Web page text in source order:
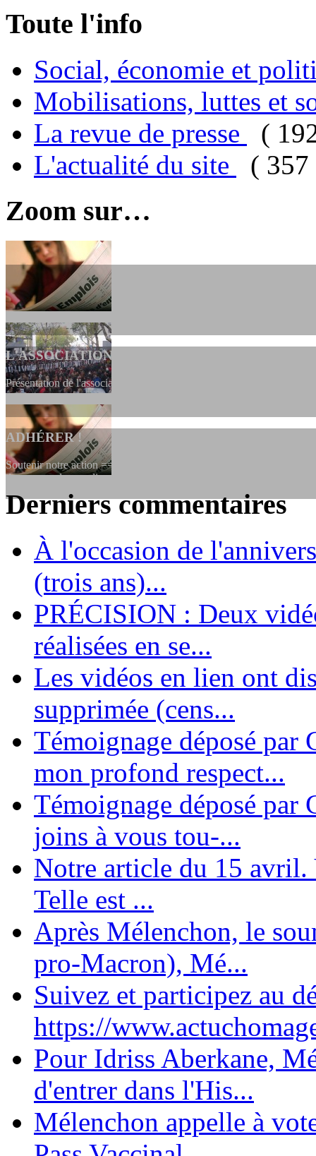
Toute l'info
Social, économie et
Mobilisations, luttes et
La revue de presse
(
L'actualité du site
( 357
Zoom sur…
L'ASSOCIATION
Présentation de l'association et de sa charte qui encadre nos actions
ADHÉRER !
Soutenir notre action ==> Si vous souhaitez adhérer à
dessous, en le remplissant et en...
En 2004, une dizaine de personnes contribuèrent au lancement de
dernières années. L'aventure se pou...
Derniers commentaires
À l'occasion de
(trois ans)...
PRÉCISION : Deux
réalisées en se...
Les vidéos en lien ont
supprimée (cens...
Témoignage déposé par
mon profond respect...
Témoignage déposé par
joins à vous tou-...
Notre article du 15 avril.
Telle est ...
Après Mélenchon, le
pro-Macron), Mé...
Suivez et participez au
https://
Pour Idriss Aberkane,
d'entrer dans l'His...
Mélenchon appelle à